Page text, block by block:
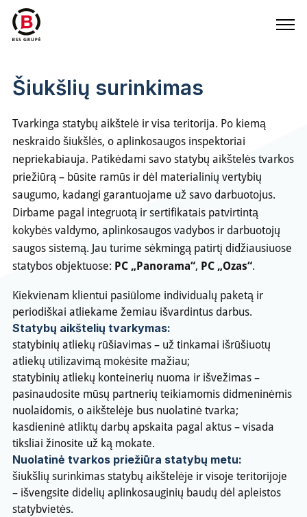
Šiukšlių surinkimas
Tvarkinga statybų aikštelė ir visa teritorija. Po kiemą
neskraido šiukšlės, o aplinkosaugos inspektoriai
nepriekabiauja. Patikėdami savo statybų aikštelės tvarkos
priežiūrą – būsite ramūs ir dėl materialinių vertybių
saugumo, kadangi garantuojame už savo darbuotojus.
Dirbame pagal integruotą ir sertifikatais patvirtintą
kokybės valdymo, aplinkosaugos vadybos ir darbuotojų
saugos sistemą. Jau turime sėkmingą patirtį didžiausiuose
statybos objektuose: PC „Panorama“, PC „Ozas“.
Kiekvienam klientui pasiūlome individualų paketą ir
periodiškai atliekame žemiau išvardintus darbus.
Statybų aikštelių tvarkymas:
statybinių atliekų rūšiavimas – už tinkamai išrūšiuotų
atliekų utilizavimą mokėsite mažiau;
statybinių atliekų konteinerių nuoma ir išvežimas –
pasinaudosite mūsų partnerių teikiamomis didmeninėmis
nuolaidomis, o aikštelėje bus nuolatinė tvarka;
kasdieninė atliktų darbų apskaita pagal aktus – visada
tiksliai žinosite už ką mokate.
Nuolatinė tvarkos priežiūra statybų metu:
šiukšlių surinkimas statybų aikštelėje ir visoje teritorijoje
– išvengsite didelių aplinkosauginių baudų dėl apleistos
statybvietės.